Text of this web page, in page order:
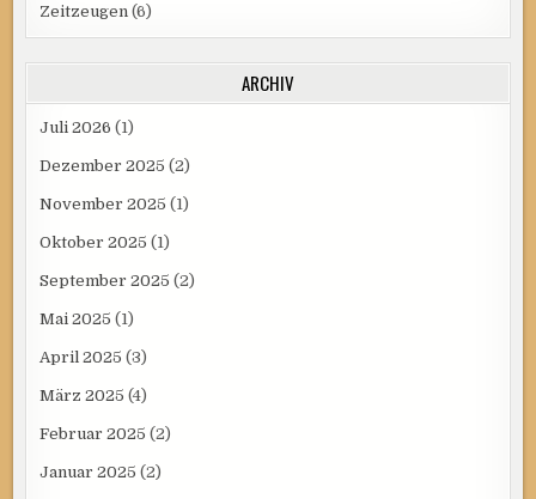
Zeitzeugen (6)
ARCHIV
Juli 2026 (1)
Dezember 2025 (2)
November 2025 (1)
Oktober 2025 (1)
September 2025 (2)
Mai 2025 (1)
April 2025 (3)
März 2025 (4)
Februar 2025 (2)
Januar 2025 (2)